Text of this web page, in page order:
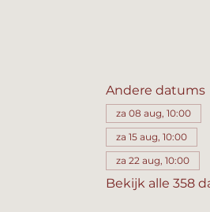
Andere datums
za 08 aug, 10:00
za 15 aug, 10:00
za 22 aug, 10:00
Bekijk alle 358